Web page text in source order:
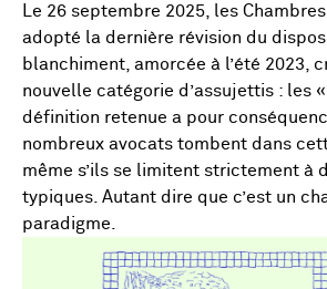
Le 26 septembre 2025, les
adopté la dernière révision du
blanchiment, amorcée à l’été 2023,
nouvelle catégorie d’assujettis : les
définition retenue a pour
nombreux avocats tombent dans
même s’ils se limitent strictement à
typiques. Autant dire que c’est un
paradigme.